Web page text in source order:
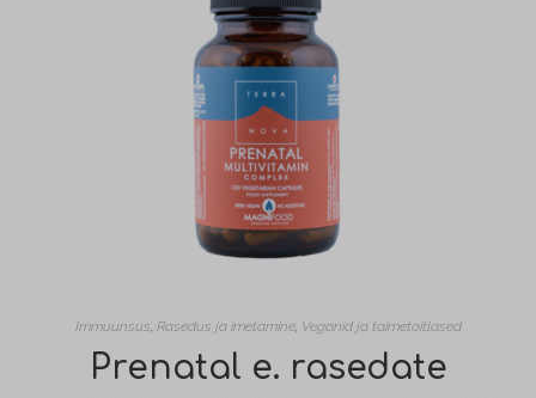
Immuunsus, Rasedus ja imetamine, Veganid ja taimetoitlased
Prenatal e. rasedate